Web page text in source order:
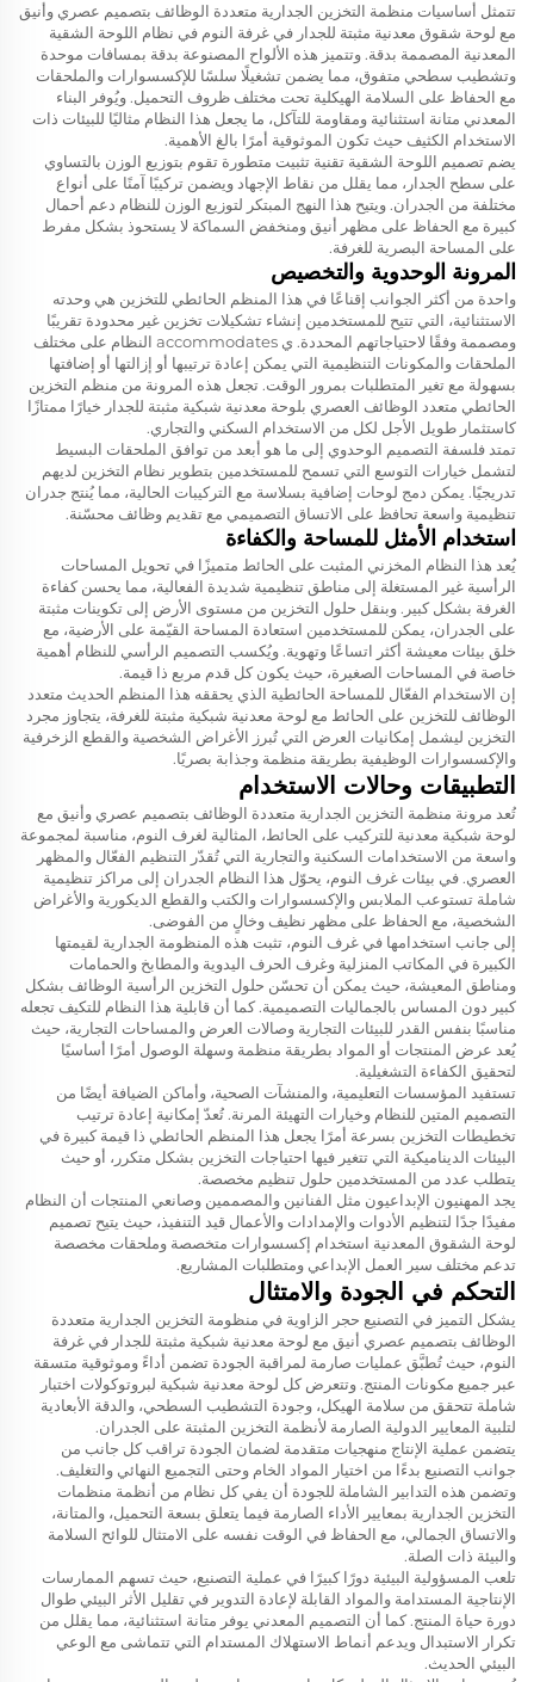
تتمثل أساسيات منظمة التخزين الجدارية متعددة الوظائف بتصميم عصري وأنيق
مع لوحة شقوق معدنية مثبتة للجدار في غرفة النوم في نظام اللوحة الشقية
المعدنية المصممة بدقة. وتتميز هذه الألواح المصنوعة بدقة بمسافات موحدة
وتشطيب سطحي متفوق، مما يضمن تشغيلًا سلسًا للإكسسوارات والملحقات
مع الحفاظ على السلامة الهيكلية تحت مختلف ظروف التحميل. ويُوفر البناء
المعدني متانة استثنائية ومقاومة للتآكل، ما يجعل هذا النظام مثاليًا للبيئات ذات
الاستخدام الكثيف حيث تكون الموثوقية أمرًا بالغ الأهمية.
يضم تصميم اللوحة الشقية تقنية تثبيت متطورة تقوم بتوزيع الوزن بالتساوي
على سطح الجدار، مما يقلل من نقاط الإجهاد ويضمن تركيبًا آمنًا على أنواع
مختلفة من الجدران. ويتيح هذا النهج المبتكر لتوزيع الوزن للنظام دعم أحمال
كبيرة مع الحفاظ على مظهر أنيق ومنخفض السماكة لا يستحوذ بشكل مفرط
على المساحة البصرية للغرفة.
المرونة الوحدوية والتخصيص
واحدة من أكثر الجوانب إقناعًا في هذا المنظم الحائطي للتخزين هي وحدته
الاستثنائية، التي تتيح للمستخدمين إنشاء تشكيلات تخزين غير محدودة تقريبًا
ومصممة وفقًا لاحتياجاتهم المحددة. ي accommodates النظام على مختلف
الملحقات والمكونات التنظيمية التي يمكن إعادة ترتيبها أو إزالتها أو إضافتها
بسهولة مع تغير المتطلبات بمرور الوقت. تجعل هذه المرونة من منظم التخزين
الحائطي متعدد الوظائف العصري بلوحة معدنية شبكية مثبتة للجدار خيارًا ممتازًا
كاستثمار طويل الأجل لكل من الاستخدام السكني والتجاري.
تمتد فلسفة التصميم الوحدوي إلى ما هو أبعد من توافق الملحقات البسيط
لتشمل خيارات التوسع التي تسمح للمستخدمين بتطوير نظام التخزين لديهم
تدريجيًا. يمكن دمج لوحات إضافية بسلاسة مع التركيبات الحالية، مما يُنتج جدران
تنظيمية واسعة تحافظ على الاتساق التصميمي مع تقديم وظائف محسّنة.
استخدام الأمثل للمساحة والكفاءة
يُعد هذا النظام المخزني المثبت على الحائط متميزًا في تحويل المساحات
الرأسية غير المستغلة إلى مناطق تنظيمية شديدة الفعالية، مما يحسن كفاءة
الغرفة بشكل كبير. وبنقل حلول التخزين من مستوى الأرض إلى تكوينات مثبتة
على الجدران، يمكن للمستخدمين استعادة المساحة القيّمة على الأرضية، مع
خلق بيئات معيشة أكثر اتساعًا وتهوية. ويُكسب التصميم الرأسي للنظام أهمية
خاصة في المساحات الصغيرة، حيث يكون كل قدم مربع ذا قيمة.
إن الاستخدام الفعّال للمساحة الحائطية الذي يحققه هذا المنظم الحديث متعدد
الوظائف للتخزين على الحائط مع لوحة معدنية شبكية مثبتة للغرفة، يتجاوز مجرد
التخزين ليشمل إمكانيات العرض التي تُبرز الأغراض الشخصية والقطع الزخرفية
والإكسسوارات الوظيفية بطريقة منظمة وجذابة بصريًا.
التطبيقات وحالات الاستخدام
تُعد مرونة منظمة التخزين الجدارية متعددة الوظائف بتصميم عصري وأنيق مع
لوحة شبكية معدنية للتركيب على الحائط، المثالية لغرف النوم، مناسبة لمجموعة
واسعة من الاستخدامات السكنية والتجارية التي تُقدّر التنظيم الفعّال والمظهر
العصري. في بيئات غرف النوم، يحوّل هذا النظام الجدران إلى مراكز تنظيمية
شاملة تستوعب الملابس والإكسسوارات والكتب والقطع الديكورية والأغراض
الشخصية، مع الحفاظ على مظهر نظيف وخالٍ من الفوضى.
إلى جانب استخدامها في غرف النوم، تثبت هذه المنظومة الجدارية لقيمتها
الكبيرة في المكاتب المنزلية وغرف الحرف اليدوية والمطابخ والحمامات
ومناطق المعيشة، حيث يمكن أن تحسّن حلول التخزين الرأسية الوظائف بشكل
كبير دون المساس بالجماليات التصميمية. كما أن قابلية هذا النظام للتكيف تجعله
مناسبًا بنفس القدر للبيئات التجارية وصالات العرض والمساحات التجارية، حيث
يُعد عرض المنتجات أو المواد بطريقة منظمة وسهلة الوصول أمرًا أساسيًا
لتحقيق الكفاءة التشغيلية.
تستفيد المؤسسات التعليمية، والمنشآت الصحية، وأماكن الضيافة أيضًا من
التصميم المتين للنظام وخيارات التهيئة المرنة. تُعدّ إمكانية إعادة ترتيب
تخطيطات التخزين بسرعة أمرًا يجعل هذا المنظم الحائطي ذا قيمة كبيرة في
البيئات الديناميكية التي تتغير فيها احتياجات التخزين بشكل متكرر، أو حيث
يتطلب عدد من المستخدمين حلول تنظيم مخصصة.
يجد المهنيون الإبداعيون مثل الفنانين والمصممين وصانعي المنتجات أن النظام
مفيدًا جدًا لتنظيم الأدوات والإمدادات والأعمال قيد التنفيذ، حيث يتيح تصميم
لوحة الشقوق المعدنية استخدام إكسسوارات متخصصة وملحقات مخصصة
تدعم مختلف سير العمل الإبداعي ومتطلبات المشاريع.
التحكم في الجودة والامتثال
يشكل التميز في التصنيع حجر الزاوية في منظومة التخزين الجدارية متعددة
الوظائف بتصميم عصري أنيق مع لوحة معدنية شبكية مثبتة للجدار في غرفة
النوم، حيث تُطبَّق عمليات صارمة لمراقبة الجودة تضمن أداءً وموثوقية متسقة
عبر جميع مكونات المنتج. وتتعرض كل لوحة معدنية شبكية لبروتوكولات اختبار
شاملة تتحقق من سلامة الهيكل، وجودة التشطيب السطحي، والدقة الأبعادية
لتلبية المعايير الدولية الصارمة لأنظمة التخزين المثبتة على الجدران.
يتضمن عملية الإنتاج منهجيات متقدمة لضمان الجودة تراقب كل جانب من
جوانب التصنيع بدءًا من اختيار المواد الخام وحتى التجميع النهائي والتغليف.
وتضمن هذه التدابير الشاملة للجودة أن يفي كل نظام من أنظمة منظمات
التخزين الجدارية بمعايير الأداء الصارمة فيما يتعلق بسعة التحميل، والمتانة،
والاتساق الجمالي، مع الحفاظ في الوقت نفسه على الامتثال للوائح السلامة
والبيئة ذات الصلة.
تلعب المسؤولية البيئية دورًا كبيرًا في عملية التصنيع، حيث تسهم الممارسات
الإنتاجية المستدامة والمواد القابلة لإعادة التدوير في تقليل الأثر البيئي طوال
دورة حياة المنتج. كما أن التصميم المعدني يوفر متانة استثنائية، مما يقلل من
تكرار الاستبدال ويدعم أنماط الاستهلاك المستدام التي تتماشى مع الوعي
البيئي الحديث.